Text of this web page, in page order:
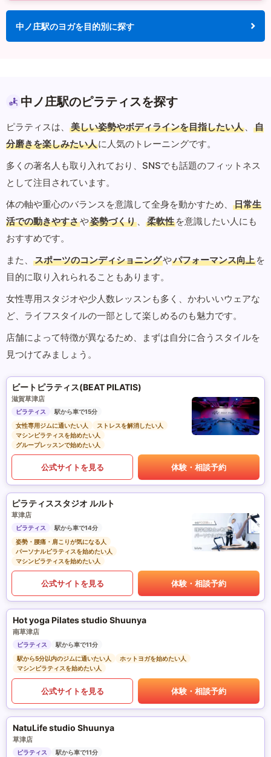
中ノ庄駅のヨガを目的別に探す
中ノ庄駅のピラティスを探す
ピラティスは、 美しい姿勢やボディラインを目指したい人 、
自
分磨きを楽しみたい人に人気のトレーニングです。
多くの著名人も取り入れており、SNSでも話題のフィットネス
として注目されています。
体の軸や重心のバランスを意識して全身を動かすため、
日常生
活での動きやすさや姿勢づくり 、 柔軟性 を意識したい人にも
おすすめです。
また、
スポーツのコンディショニングやパフォーマンス向上 を
目的に取り入れられることもあります。
女性専用スタジオや少人数レッスンも多く、かわいいウェアな
ど、ライフスタイルの一部として楽しめるのも魅力です。
店舗によって特徴が異なるため、まずは自分に合うスタイルを
見つけてみましょう。
ビートピラティス(BEAT PILATIS)
滋賀草津店
ピラティス
駅から車で15分
女性専用ジムに通いたい人
ストレスを解消したい人
マシンピラティスを始めたい人
グループレッスンで始めたい人
公式サイトを見る 体験・相談予約
ピラティススタジオ ルルト
草津店
ピラティス
駅から車で14分
姿勢・腰痛・肩こりが気になる人
パーソナルピラティスを始めたい人
マシンピラティスを始めたい人
公式サイトを見る 体験・相談予約
Hot yoga Pilates studio Shuunya
南草津店
ピラティス
駅から車で11分
駅から5分以内のジムに通いたい人
ホットヨガを始めたい人
マシンピラティスを始めたい人
公式サイトを見る 体験・相談予約
NatuLife studio Shuunya
草津店
ピラティス
駅から車で11分